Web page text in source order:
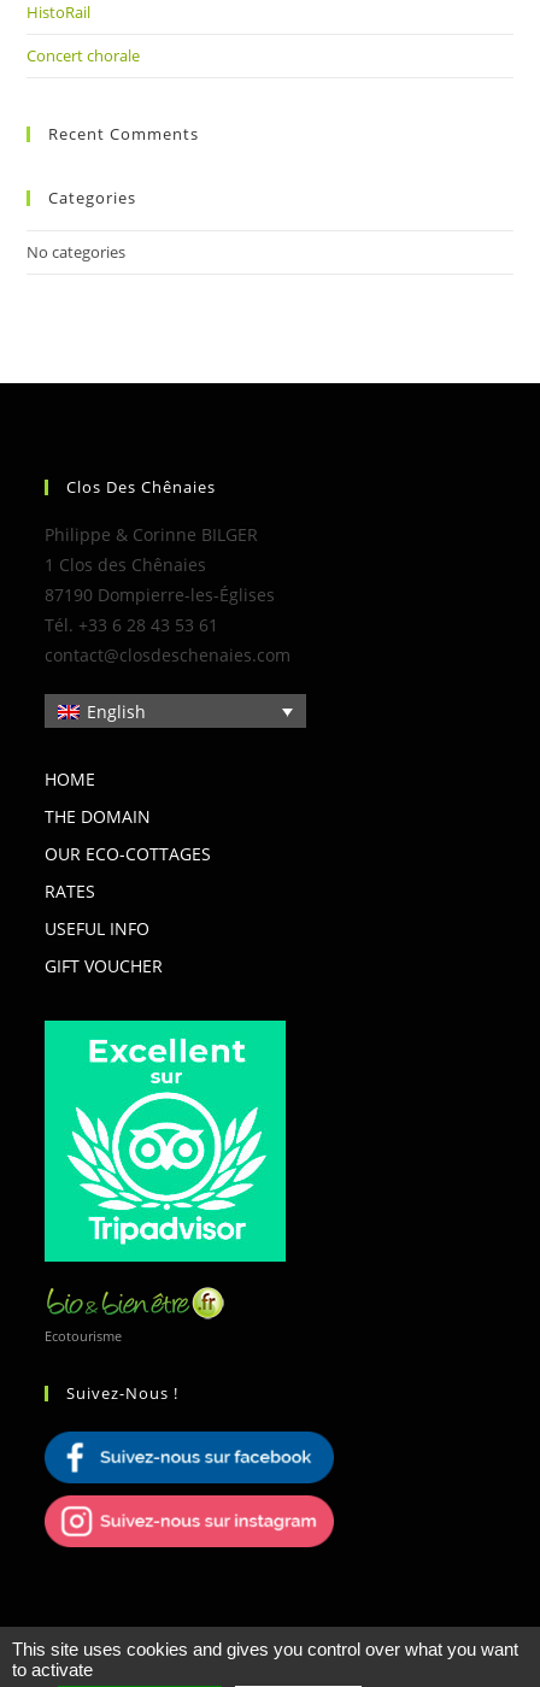
HistoRail
Concert chorale
Recent Comments
Categories
No categories
Clos Des Chênaies
Philippe & Corinne BILGER
1 Clos des Chênaies
87190 Dompierre-les-Églises
Tél. +33 6 28 43 53 61
contact@closdeschenaies.com
English
HOME
THE DOMAIN
OUR ECO-COTTAGES
RATES
USEFUL INFO
GIFT VOUCHER
Ecotourisme
Suivez-Nous !
This site uses cookies and gives you control over what you want
to activate